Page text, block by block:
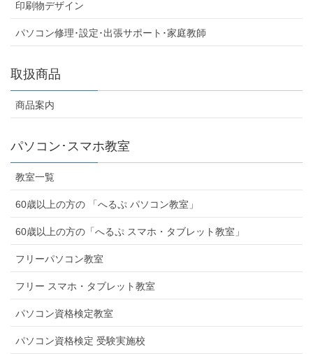
印刷物デザイン
パソコン修理･設定･出張サポート･家庭教師
取扱商品
商品案内
パソコン･スマホ教室
教室一覧
60歳以上の方の 「へるぷ パソコン教室」
60歳以上の方の「へるぷ スマホ・タブレット教室」
フリーパソコン教室
フリー スマホ・タブレット教室
パソコン資格検定教室
パソコン資格検定 受験実施校